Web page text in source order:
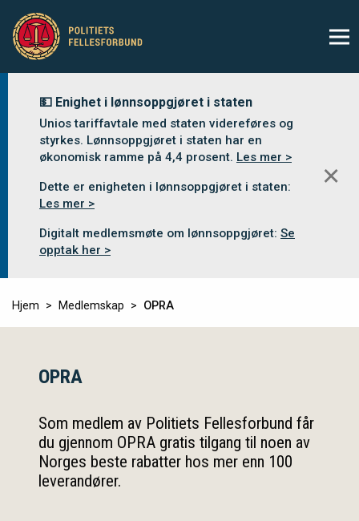
💵 Enighet i lønnsoppgjøret i staten
Unios tariffavtale med staten videreføres og
styrkes. Lønnsoppgjøret i staten har en
økonomisk ramme på 4,4 prosent. Les mer >
Dette er enigheten i lønnsoppgjøret i staten:
Les mer >
Digitalt medlemsmøte om lønnsoppgjøret: Se
opptak her >
✕
Hjem Medlemskap OPRA
OPRA
Som medlem av Politiets Fellesforbund får
du gjennom OPRA gratis tilgang til noen av
Norges beste rabatter hos mer enn 100
leverandører.